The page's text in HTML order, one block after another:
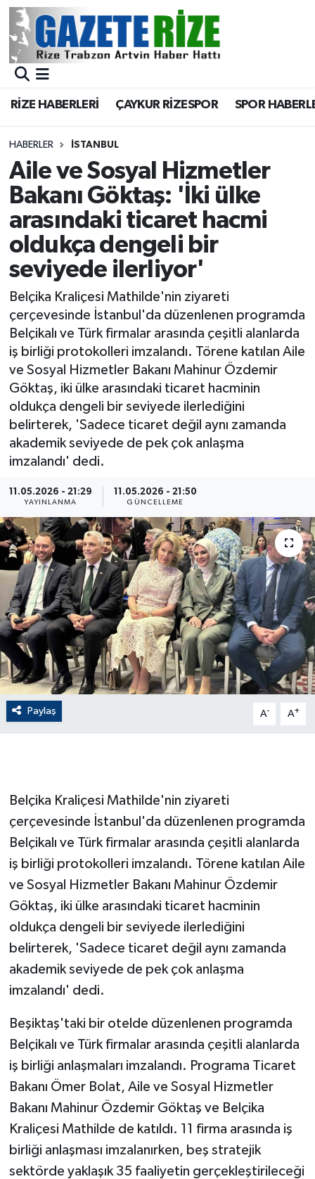
RİZE HABERLERİ ÇAYKUR RİZESPOR SPOR
HABERLER İSTANBUL
Aile ve Sosyal Hizmetler
Bakanı Göktaş: 'İki ülke
arasındaki ticaret hacmi
oldukça dengeli bir
seviyede ilerliyor'
Belçika Kraliçesi Mathilde'nin ziyareti
çerçevesinde İstanbul'da düzenlenen programda
Belçikalı ve Türk firmalar arasında çeşitli alanlarda
iş birliği protokolleri imzalandı. Törene katılan Aile
ve Sosyal Hizmetler Bakanı Mahinur Özdemir
Göktaş, iki ülke arasındaki ticaret hacminin
oldukça dengeli bir seviyede ilerlediğini
belirterek, 'Sadece ticaret değil aynı zamanda
akademik seviyede de pek çok anlaşma
imzalandı' dedi.
11.05.2026 - 21:29
YAYINLANMA
11.05.2026 - 21:50
GÜNCELLEME
Paylaş A- A+
Belçika Kraliçesi Mathilde'nin ziyareti
çerçevesinde İstanbul'da düzenlenen programda
Belçikalı ve Türk firmalar arasında çeşitli alanlarda
iş birliği protokolleri imzalandı. Törene katılan Aile
ve Sosyal Hizmetler Bakanı Mahinur Özdemir
Göktaş, iki ülke arasındaki ticaret hacminin
oldukça dengeli bir seviyede ilerlediğini
belirterek, 'Sadece ticaret değil aynı zamanda
akademik seviyede de pek çok anlaşma
imzalandı' dedi.
Beşiktaş'taki bir otelde düzenlenen programda
Belçikalı ve Türk firmalar arasında çeşitli alanlarda
iş birliği anlaşmaları imzalandı. Programa Ticaret
Bakanı Ömer Bolat, Aile ve Sosyal Hizmetler
Bakanı Mahinur Özdemir Göktaş ve Belçika
Kraliçesi Mathilde de katıldı. 11 firma arasında iş
birliği anlaşması imzalanırken, beş stratejik
sektörde yaklaşık 35 faaliyetin gerçekleştirileceği
BÖLGEMİZ
Asayiş
Rize Jandarma Komutanlığı
Bilim Teknoloji
Bölge
Advertising news
Canlı Maç
ÇEVRE
Dış Haberler
Dünya
EĞİTİM
English News
Finans
Flaş Haber
Gayrimenkul
GENEL
GÜNDEM
İNSAN
İş Dünyası
Jandarma
Kadın
KÜLTÜR SANAT
MAGAZİN
Otomobil
POLİTİKA
Sağlık
SİYASET
SPOR HABERLERİ
Merkez Nöbetçi Eczaneler
Merkez Trafik Yoğunluk Haritası
Süper Lig Puan Durumu ve Fikstür
Tüm Manşetler
Son Dakika Haberleri
Haber Arşivi